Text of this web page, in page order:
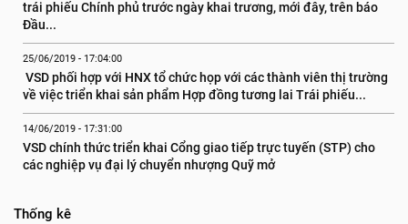
trái phiếu Chính phủ trước ngày khai trương, mới đây, trên báo
Đầu...
25/06/2019 - 17:04:00
VSD phối hợp với HNX tổ chức họp với các thành viên thị trường
về việc triển khai sản phẩm Hợp đồng tương lai Trái phiếu...
14/06/2019 - 17:31:00
VSD chính thức triển khai Cổng giao tiếp trực tuyến (STP) cho
các nghiệp vụ đại lý chuyển nhượng Quỹ mở
Thống kê